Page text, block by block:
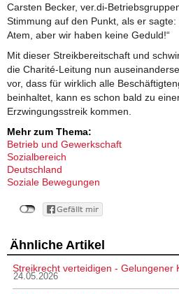
Carsten Becker, ver.di-
Stimmung auf den Punkt, als er
Atem, aber wir haben keine Geduld!“
Mit dieser Streikbereitschaft und
die Charité-Leitung nun
vor, dass für wirklich alle
beinhaltet, kann es schon bald zu
Erzwingungsstreik kommen.
Mehr zum Thema:
Betrieb und Gewerkschaft
Sozialbereich
Deutschland
Soziale Bewegungen
Ähnliche Artikel
Streikrecht verteidigen - Gelungener
24.05.2026